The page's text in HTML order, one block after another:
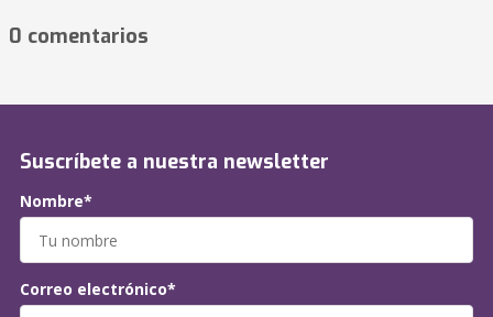
0 comentarios
Suscríbete a nuestra newsletter
Nombre*
Correo electrónico*